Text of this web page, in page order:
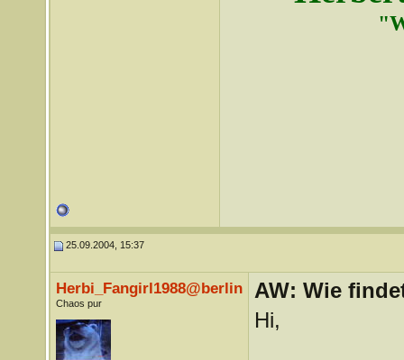
25.09.2004, 15:37
Herbi_Fangirl1988@berlin
Chaos pur
AW: Wie
Hi,